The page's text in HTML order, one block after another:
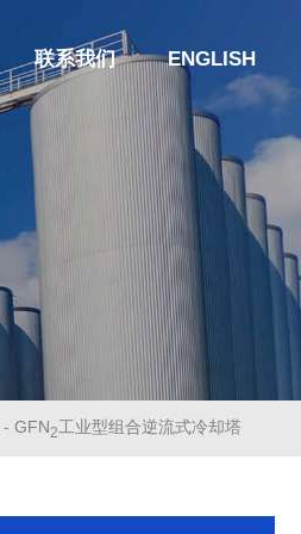
联系我们 ENGLISH
- GFN2工业型组合逆流式冷却塔